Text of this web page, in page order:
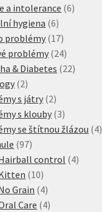
produktů
a intolerance 66
hygiena 66
produktů
problémy 1717
produktů
problémy 2424
produktů
& Diabetes 2222
22
produkty
s játry 22
produkty
s klouby 33
produkty
se štítnou žlázou 44
9797
produktů
control 44
1010
produktů
Grain 44
produkty
Care 44